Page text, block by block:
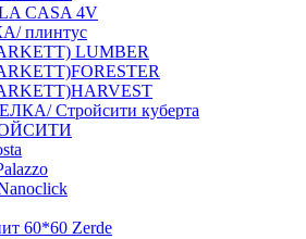
CASA 4V
плинтус
LUMBER
Стройсити куберта
60*60 Zerde